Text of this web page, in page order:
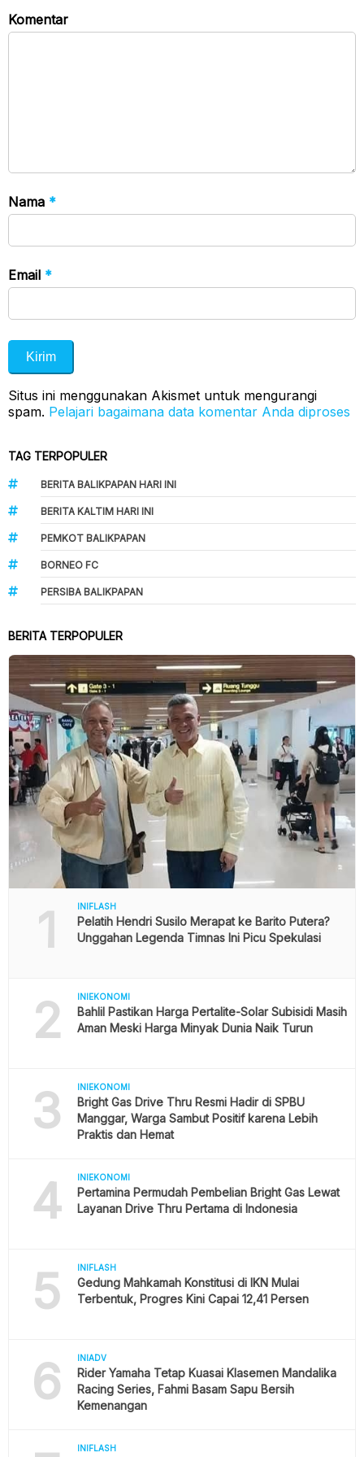
Komentar
Nama *
Email *
Situs ini menggunakan Akismet untuk mengurangi
spam. Pelajari bagaimana data komentar Anda diproses
TAG TERPOPULER
BERITA BALIKPAPAN HARI INI
BERITA KALTIM HARI INI
PEMKOT BALIKPAPAN
BORNEO FC
PERSIBA BALIKPAPAN
BERITA TERPOPULER
1 INIFLASH
Pelatih Hendri Susilo Merapat ke Barito Putera?
Unggahan Legenda Timnas Ini Picu Spekulasi
2 INIEKONOMI
Bahlil Pastikan Harga Pertalite-Solar Subisidi Masih
Aman Meski Harga Minyak Dunia Naik Turun
3 INIEKONOMI
Bright Gas Drive Thru Resmi Hadir di SPBU
Manggar, Warga Sambut Positif karena Lebih
Praktis dan Hemat
4 INIEKONOMI
Pertamina Permudah Pembelian Bright Gas Lewat
Layanan Drive Thru Pertama di Indonesia
5 INIFLASH
Gedung Mahkamah Konstitusi di IKN Mulai
Terbentuk, Progres Kini Capai 12,41 Persen
6 INIADV
Rider Yamaha Tetap Kuasai Klasemen Mandalika
Racing Series, Fahmi Basam Sapu Bersih
Kemenangan
INIFLASH